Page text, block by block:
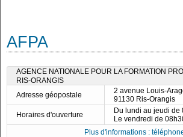
AFPA
AGENCE NATIONALE POUR LA FORMATION
RIS-ORANGIS
Adresse géopostale
2 avenue Louis-
91130 Ris-Orangis
Horaires d'ouverture
Du lundi au jeudi
Le vendredi de
Plus d'informations :